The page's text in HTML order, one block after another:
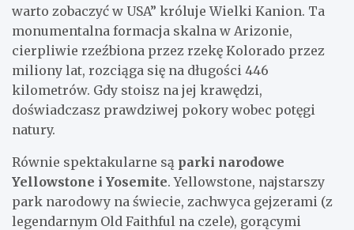
warto zobaczyć w USA” króluje Wielki Kanion. Ta
monumentalna formacja skalna w Arizonie,
cierpliwie rzeźbiona przez rzekę Kolorado przez
miliony lat, rozciąga się na długości 446
kilometrów. Gdy stoisz na jej krawędzi,
doświadczasz prawdziwej pokory wobec potęgi
natury.
Równie spektakularne są parki narodowe
Yellowstone i Yosemite. Yellowstone, najstarszy
park narodowy na świecie, zachwyca gejzerami (z
legendarnym Old Faithful na czele), gorącymi